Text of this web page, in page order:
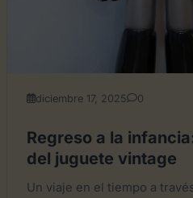
diciembre 17, 2025 0
Regreso a la
del juguete vintage
Un viaje en el tiempo a